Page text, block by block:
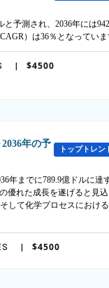
予測され、2036年には
）は36％となっていま
| $4500
年の予
トップトレン
年までに789.9億ドルに達
優れた成長を遂げると見
して化学プロセスにおけ
| $4500